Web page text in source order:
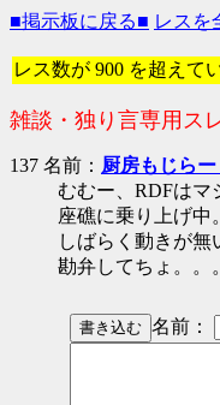
■掲示板に戻る■ レスを
レス数が 900 を超えて
雑談・独り言専用ス
137 名前： 厨房もじら
むむー、RDFはマ
座礁に乗り上げ中
しばらく動きが
勘弁してちょ。。。
名前：